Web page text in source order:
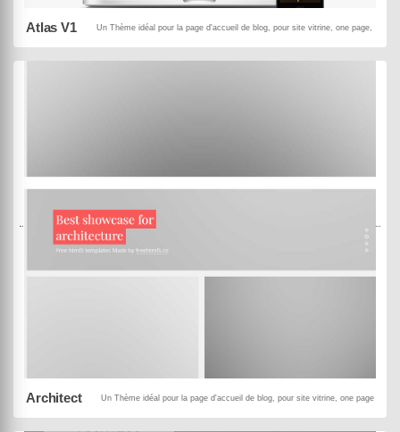
Atlas V1 Un Thème idéal pour la page d'accueil de blog, pour site vitrine, one page, pour
Architect Un Thème idéal pour la page d'accueil de blog, pour site vitrine, one page,
MowXml Black Panda